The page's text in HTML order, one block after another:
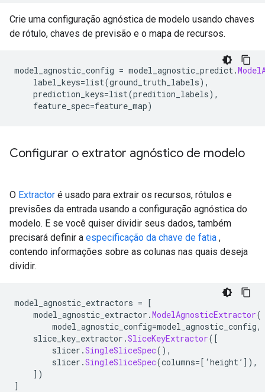
Crie uma configuração agnóstica de modelo usando chaves
de rótulo, chaves de previsão e o mapa de recursos.
model_agnostic_config = model_agnostic_predict.
label_keys=list(ground_truth_labels),
prediction_keys=list(predition_labels),
feature_spec=feature_map)
Configurar o extrator agnóstico de modelo
O Extractor é usado para extrair os recursos, rótulos e
previsões da entrada usando a configuração agnóstica do
modelo. E se você quiser dividir seus dados, também
precisará definir a especificação da chave de fatia ,
contendo informações sobre as colunas nas quais deseja
dividir.
model_agnostic_extractors = [
model_agnostic_extractor .ModelAgnosticExtractor(
model_agnostic_config=model_agnostic_config,
slice_key_extractor .SliceKeyExtractor([
slicer .SingleSliceSpec(),
slicer .SingleSliceSpec(columns=[‘height’]),
])
]